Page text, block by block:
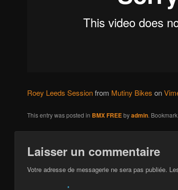
Roey Leeds Sessionfrom Mutiny Bikes on
This entry was posted in BMX FREEbyadmin.
Laisser un commentaire
Votre adresse de messagerie ne sera pas publiée.
*